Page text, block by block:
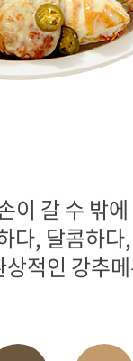
이 갈 수 밖
다, 달콤하
상적인 강추